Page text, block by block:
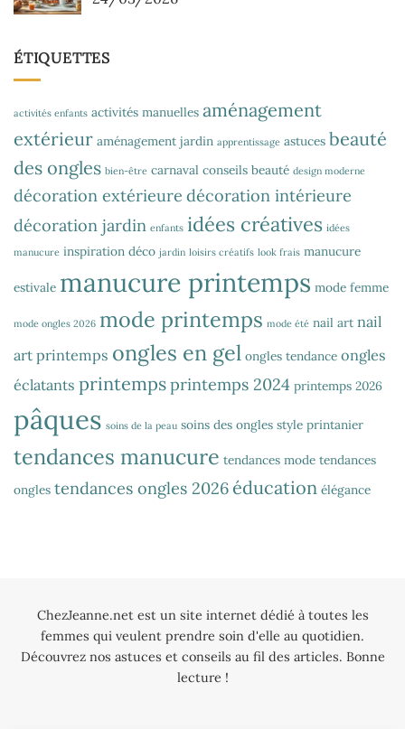
ÉTIQUETTES
activités enfants activités manuelles aménagement
extérieur aménagement jardin apprentissage astuces beauté
des ongles bien-être carnaval conseils beauté design moderne
décoration extérieure décoration intérieure
décoration jardin enfants idées créatives idées
manucure inspiration déco jardin loisirs créatifs look frais manucure
estivale manucure printemps mode femme
mode ongles 2026 mode printemps mode été nail art nail
art printemps ongles en gel ongles tendance ongles
éclatants printempsprintemps 2024 printemps 2026
pâques soins de la peau soins des ongles style printanier
tendances manucure tendances mode tendances
ongles tendances ongles 2026 éducation élégance
ChezJeanne.net est un site internet dédié à toutes les
femmes qui veulent prendre soin d'elle au quotidien.
Découvrez nos astuces et conseils au fil des articles. Bonne
lecture !